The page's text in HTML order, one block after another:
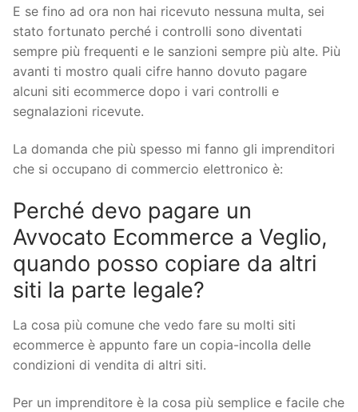
E se fino ad ora non hai ricevuto nessuna multa, sei
stato fortunato perché i controlli sono diventati
sempre più frequenti e le sanzioni sempre più alte. Più
avanti ti mostro quali cifre hanno dovuto pagare
alcuni siti ecommerce dopo i vari controlli e
segnalazioni ricevute.
La domanda che più spesso mi fanno gli imprenditori
che si occupano di commercio elettronico è:
Perché devo pagare un
Avvocato Ecommerce a Veglio,
quando posso copiare da altri
siti la parte legale?
La cosa più comune che vedo fare su molti siti
ecommerce è appunto fare un copia-incolla delle
condizioni di vendita di altri siti.
Per un imprenditore è la cosa più semplice e facile che